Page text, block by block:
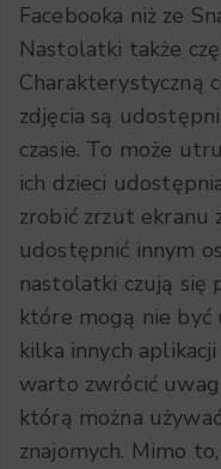
Facebooka niż ze
Nastolatki także
Charakterystyczną
zdjęcia są
czasie. To może
ich dzieci
zrobić zrzut ekranu
udostępnić innym
nastolatki czują się
które mogą nie być
kilka innych
warto zwrócić
którą można
znajomych. Mimo